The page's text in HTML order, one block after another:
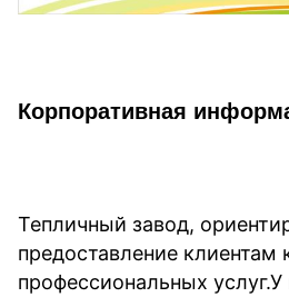
Корпоративная
Тепличный завод,
предоставление клиентам
профессиональных услуг.У